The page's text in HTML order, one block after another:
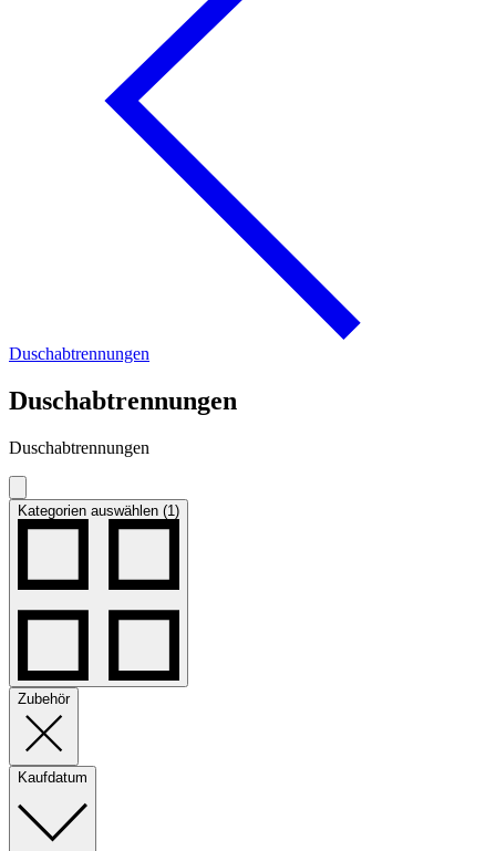
Duschabtrennungen
Duschabtrennungen
Duschabtrennungen
Kategorien auswählen (1)
Zubehör
Kaufdatum